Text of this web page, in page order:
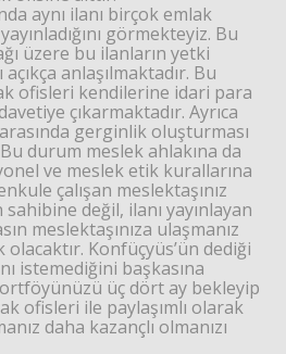
aynı ilanı birçok emlak
görmekteyiz. Bu
üzere bu ilanların yetki
anlaşılmaktadır. Bu
ofisleri kendilerine idari para
çıkarmaktadır. Ayrıca
gerginlik oluşturması
durum meslek ahlakına da
ve meslek etik kurallarına
çalışan meslektaşınız
değil, ilanı yayınlayan
meslektaşınıza ulaşmanız
Konfüçyüs’ün dediği
istemediğini başkasına
üç dört ay bekleyip
ofisleri ile paylaşımlı olarak
daha kazançlı olmanızı